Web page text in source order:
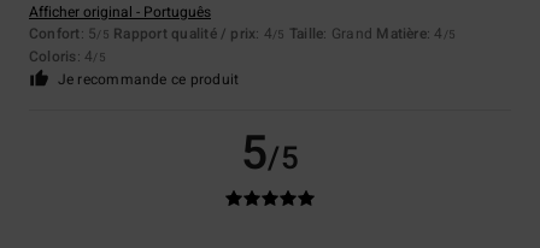
Afficher original - Português
Confort: 5/5 Rapport qualité / prix: 4/5 Taille: Grand Matière: 4 /5
Coloris: 4/5
Je recommande ce produit
5/5